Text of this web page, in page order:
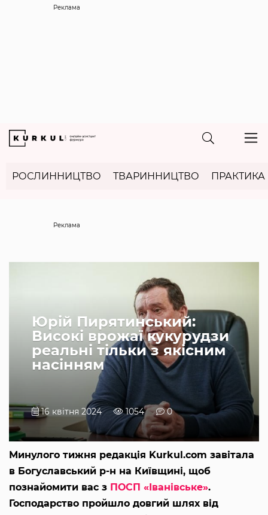
Реклама
РОСЛИННИЦТВО ТВАРИННИЦТВО ПРАКТИКА
Юрій Пирятинський:
Високі врожаї кукурудзи
реальні тільки з якісним
насінням
16 квітня 2024 1054 0
Минулого тижня редакція Kurkul.com завітала
в Богуславський р-н на Київщині, щоб
познайомити вас з ПОСП «Іванівське».
Господарство пройшло довгий шлях від
Реклама